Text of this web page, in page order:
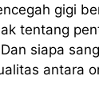
gigi
tentang
siapa
antara